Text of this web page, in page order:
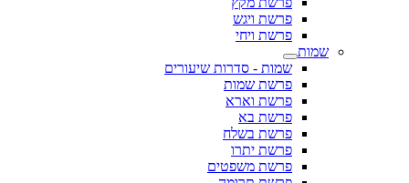
פרשת ויגש
פרשת ויחי
שמות
שמות - סדרות שיעורים
פרשת שמות
פרשת וארא
פרשת בא
פרשת בשלח
פרשת יתרו
פרשת משפטים